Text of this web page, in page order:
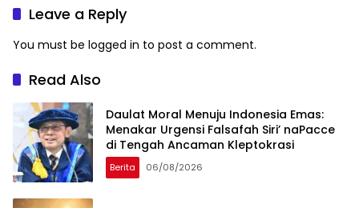
Leave a Reply
You must be logged in to post a comment.
Read Also
Daulat Moral Menuju Indonesia Emas:
Menakar Urgensi Falsafah Siri’ naPacce
di Tengah Ancaman Kleptokrasi
Berita 06/08/2026